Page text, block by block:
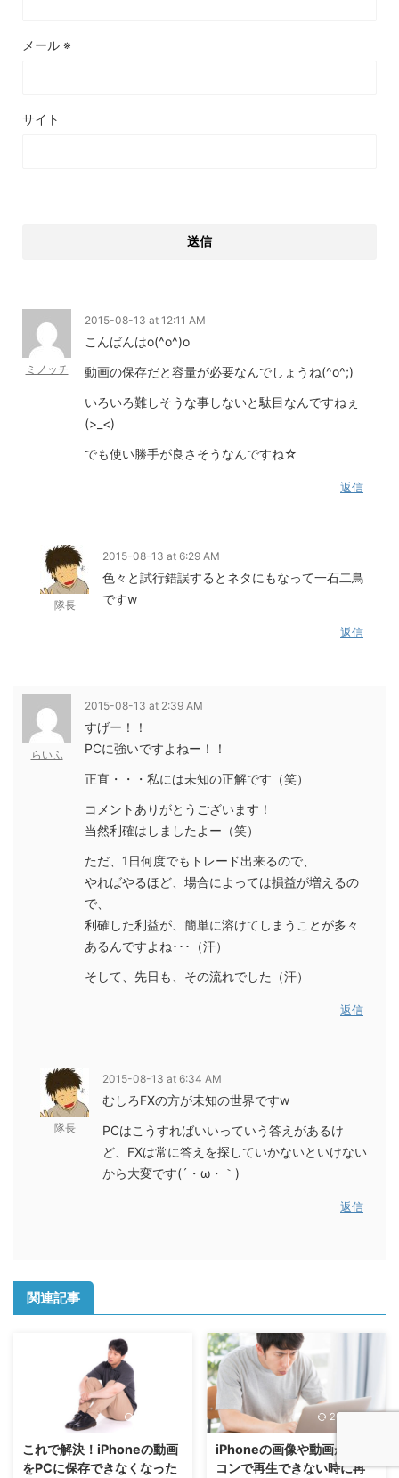
メール ※
サイト
ミノッチ
2015-08-13 at 12:11 AM
こんばんはo(^o^)o
動画の保存だと容量が必要なんでしょうね(^o^;)
いろいろ難しそうな事しないと駄目なんですねぇ
(>_<)
でも使い勝手が良さそうなんですね☆
返信
隊長
2015-08-13 at 6:29 AM
色々と試行錯誤するとネタにもなって一石二鳥
ですw
返信
らいふ
2015-08-13 at 2:39 AM
すげー！！
PCに強いですよねー！！
正直・・・私には未知の正解です（笑）
コメントありがとうございます！
当然利確はしましたよー（笑）
ただ、1日何度でもトレード出来るので、
やればやるほど、場合によっては損益が増えるの
で、
利確した利益が、簡単に溶けてしまうことが多々
あるんですよね･･･（汗）
そして、先日も、その流れでした（汗）
返信
隊長
2015-08-13 at 6:34 AM
むしろFXの方が未知の世界ですw
PCはこうすればいいっていう答えがあるけ
ど、FXは常に答えを探していかないといけない
から大変です(´・ω・｀)
返信
関連記事
これで解決！iPhoneの動画
をPCに保存できなくなった
2021/8/10
iPhoneの画像や動画がパソ
コンで再生できない時に再